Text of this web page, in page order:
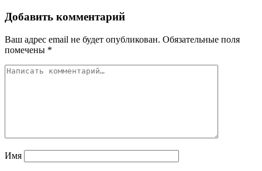
Добавить комментарий
Ваш адрес email не будет опубликован. Обязательные поля
помечены *
Имя